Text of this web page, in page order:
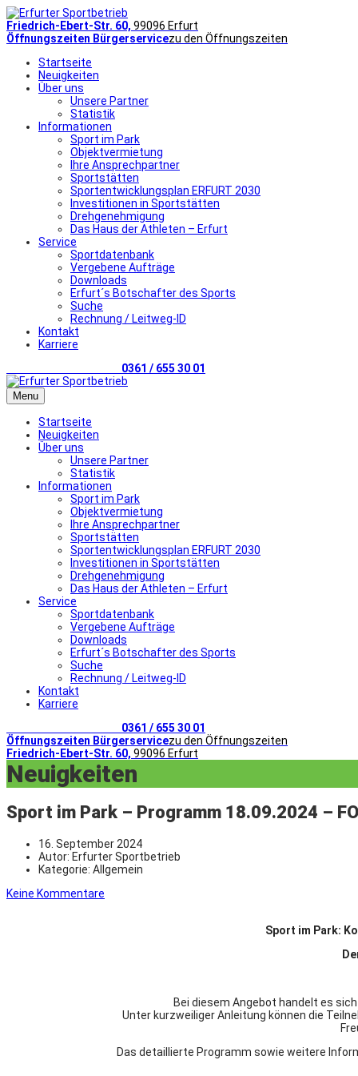
Friedrich-Ebert-Str. 60, 99096 Erfurt
Öffnungszeiten Bürgerservicezu den Öffnungszeiten
Startseite
Neuigkeiten
Über uns
Unsere Partner
Statistik
Informationen
Sport im Park
Objektvermietung
Ihre Ansprechpartner
Sportstätten
Sportentwicklungsplan ERFURT 2030
Investitionen in Sportstätten
Drehgenehmigung
Das Haus der Athleten – Erfurt
Service
Sportdatenbank
Vergebene Aufträge
Downloads
Erfurt´s Botschafter des Sports
Suche
Rechnung / Leitweg-ID
Kontakt
Karriere
0361 / 655 30 01
Menu
Startseite
Neuigkeiten
Über uns
Unsere Partner
Statistik
Informationen
Sport im Park
Objektvermietung
Ihre Ansprechpartner
Sportstätten
Sportentwicklungsplan ERFURT 2030
Investitionen in Sportstätten
Drehgenehmigung
Das Haus der Athleten – Erfurt
Service
Sportdatenbank
Vergebene Aufträge
Downloads
Erfurt´s Botschafter des Sports
Suche
Rechnung / Leitweg-ID
Kontakt
Karriere
0361 / 655 30 01
Öffnungszeiten Bürgerservicezu den Öffnungszeiten
Friedrich-Ebert-Str. 60, 99096 Erfurt
Neuigkeiten
Sport im Park – Programm 18.09.2024 –
16. September 2024
Autor: Erfurter Sportbetrieb
Kategorie: Allgemein
Keine Kommentare
Sport im Park:
Bei diesem Angebot handelt es
Unter kurzweiliger Anleitung können die
Das detaillierte Programm sowie weitere